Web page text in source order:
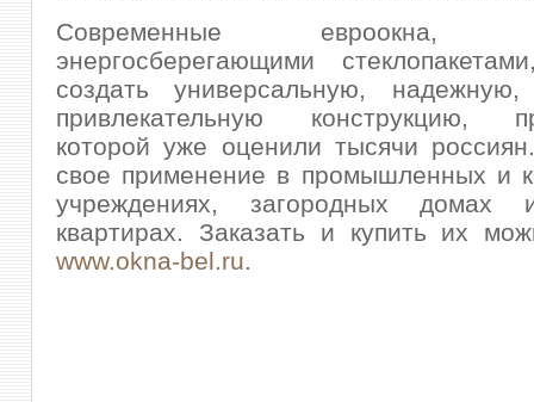
Современные евроокна,
энергосберегающими
создать универсальную, надежную,
привлекательную конструкцию,
которой уже оценили тысячи
свое применение в промышленных и
учреждениях, загородных домах
квартирах. Заказать и купить их
www.okna-bel.ru.